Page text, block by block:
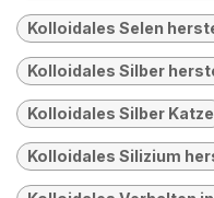
Kolloidales Selen
Kolloidales Silber
Kolloidales Silber Katze
Kolloidales Silizium